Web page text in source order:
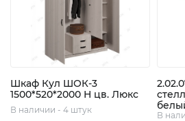
+7
248
5508
Шкаф Кул ШОК-3
1500*520*2000 Н цв. Люкс
В наличии - 4 штук
В